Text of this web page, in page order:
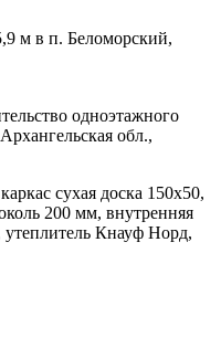
м в п. Беломорский,
одноэтажного
обл.,
сухая доска 150х50,
200 мм, внутренняя
утеплитель Кнауф Норд,